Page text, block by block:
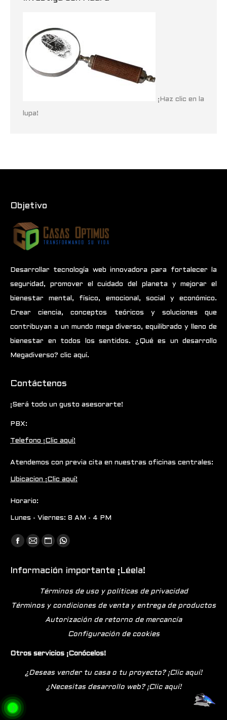
¡Haz clic en la
lupa!
Objetivo
Desarrollar tecnología web innovadora para fortalecer la
seguridad, promover el cuidado del planeta y mejorar el
bienestar mental, físico, emocional, social y económico.
Crear ciencia, conceptos teóricos y soluciones que
contribuyan a un mundo mega diverso, equilibrado y lleno de
bienestar en todos los sentidos. ¿Qué es un desarrollo
Megadiverso? clic aquí.
Contáctenos
¡Será todo un gusto asesorarte!
PBX:
Telefono ¡Clic aquí!
Atendemos con previa cita en nuestras oficinas centrales:
Ubicacion ¡Clic aquí!
Horario:
Lunes - Viernes: 8 AM - 4 PM
Encuéntranos en:
Facebook
opens
Mail
opens
Sitio
page
Whatsapp
opens
Información importante ¡Léela!
Términos de uso y políticas de privacidad
Términos y condiciones de venta y entrega de productos
Autorización de retorno de mercancía
Configuración de cookies
Otros servicios ¡Conócelos!
¿Deseas vender tu casa o tu proyecto? ¡Clic aquí!
¿Necesitas desarrollo web? ¡Clic aquí!